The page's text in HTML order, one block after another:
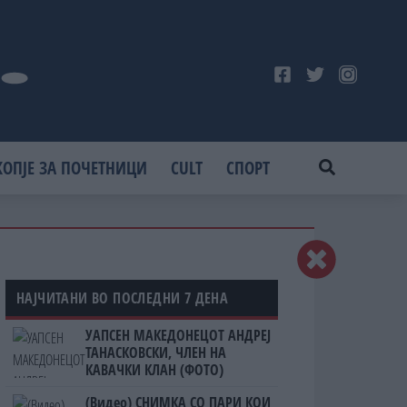
ЗА ПОЧЕТНИЦИ CULT СПОРТ
НАЈЧИТАНИ ВО ПОСЛЕДНИ 7 ДЕНА
УАПСЕН МАКЕДОНЕЦОТ АНДРЕЈ
ТАНАСКОВСКИ, ЧЛЕН НА
КАВАЧКИ КЛАН (ФОТО)
(Видео) СНИМКА СО ПАРИ КОИ